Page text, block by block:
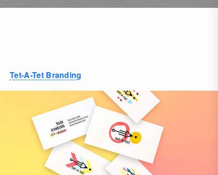
Tet-A-Tet Branding